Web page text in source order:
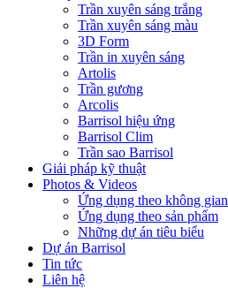
Trần xuyên sáng trắng
Trần xuyên sáng màu
3D Form
Trần in xuyên sáng
Artolis
Trần gương
Arcolis
Barrisol hiệu ứng
Barrisol Clim
Trần sao Barrisol
Giải pháp kỹ thuật
Photos & Videos
Ứng dụng theo không gian
Ứng dụng theo sản phẩm
Những dự án tiêu biểu
Dự án Barrisol
Tin tức
Liên hệ